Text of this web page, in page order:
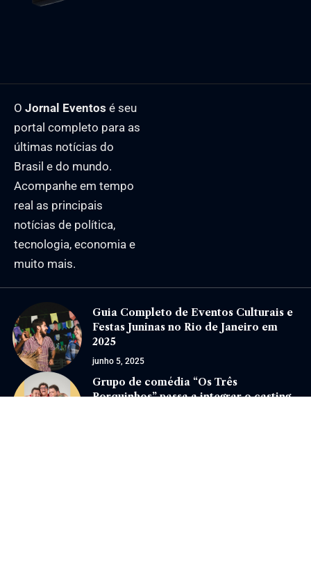
O Jornal Eventos é seu
portal completo para as
últimas notícias do
Brasil e do mundo.
Acompanhe em tempo
real as principais
notícias de política,
tecnologia, economia e
muito mais.
Guia Completo de Eventos Culturais e
Festas Juninas no Rio de Janeiro em
2025
junho 5, 2025
Grupo de comédia “Os Três
Porquinhos” passa a integrar o casting